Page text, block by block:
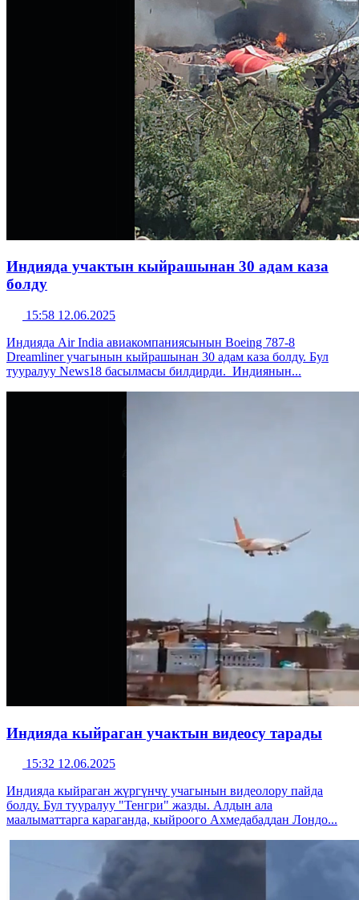
Индияда учактын кыйрашынан 30 адам каза
болду
15:58 12.06.2025
Индияда Air India авиакомпаниясынын Boeing 787-8
Dreamliner учагынын кыйрашынан 30 адам каза болду. Бул
тууралуу News18 басылмасы билдирди. Индиянын...
Индияда кыйраган учактын видеосу тарады
15:32 12.06.2025
Индияда кыйраган жүргүнчү учагынын видеолору пайда
болду. Бул тууралуу "Тенгри" жазды. Алдын ала
маалыматтарга караганда, кыйроого Ахмедабаддан Лондо...